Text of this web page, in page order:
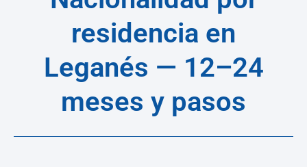
residencia en
Leganés — 12–24
meses y pasos